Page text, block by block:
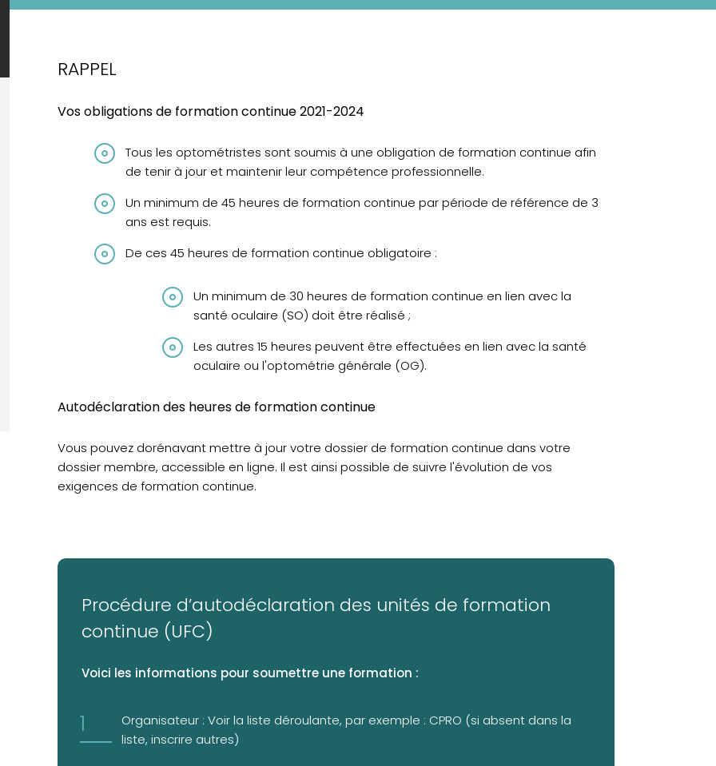
RAPPEL
Vos obligations de formation continue 2021-2024
Tous les optométristes sont soumis à une obligation de formation continue afin
de tenir à jour et maintenir leur compétence professionnelle.
Un minimum de 45 heures de formation continue par période de référence de 3
ans est requis.
De ces 45 heures de formation continue obligatoire :
Un minimum de 30 heures de formation continue en lien avec la
santé oculaire (SO) doit être réalisé ;
Les autres 15 heures peuvent être effectuées en lien avec la santé
oculaire ou l'optométrie générale (OG).
Autodéclaration des heures de formation continue
Vous pouvez dorénavant mettre à jour votre dossier de formation continue dans votre
dossier membre, accessible en ligne. Il est ainsi possible de suivre l'évolution de vos
exigences de formation continue.
Procédure d’autodéclaration des unités de formation
continue (UFC)
Voici les informations pour soumettre une formation :
Organisateur : Voir la liste déroulante, par exemple : CPRO (si absent dans la
liste, inscrire autres)